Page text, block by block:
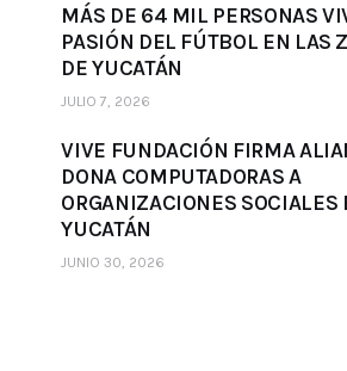
MÁS DE 64 MIL PERSONAS
PASIÓN DEL FÚTBOL EN LAS
DE YUCATÁN
JULIO 7, 2026
VIVE FUNDACIÓN FIRMA
DONA COMPUTADORAS A
ORGANIZACIONES SOCIALES
YUCATÁN
JUNIO 30, 2026